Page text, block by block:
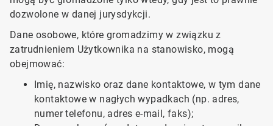
dozwolone w danej jurysdykcji.
Dane osobowe, które gromadzimy w związku z
zatrudnieniem Użytkownika na stanowisko, mogą
obejmować:
Imię, nazwisko oraz dane kontaktowe, w tym dane
kontaktowe w nagłych wypadkach (np. adres,
numer telefonu, adres e-mail, faks);